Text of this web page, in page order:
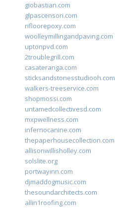
giobastian.com
glpascensori.com
rifloorepoxy.com
woolleymillingandpaving.com
uptonpvd.com
2troublegrill.com
casateranga.com
sticksandstonesstudiooh.com
walkers-treeservice.com
shopmossi.com
untamedcollectivesd.com
mxpwellness.com
infernocanine.com
thepaperhousecollection.com
allisonwillisholley.com
solslite.org
portwayinn.com
djmaddogmusic.com
thesoundarchitects.com
allin1roofing.com